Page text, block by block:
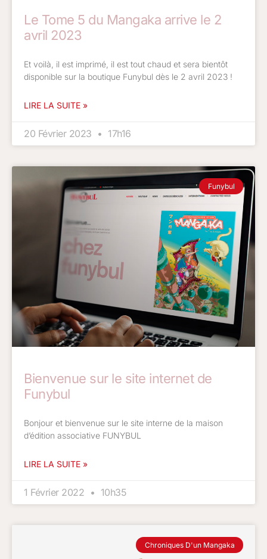
Le Tome 5 du Mangaka arrive le 2
avril 2023
Et voilà, il est imprimé, il est tout chaud et sera bientôt
disponible sur la boutique Funybul dès le 2 avril 2023 !
LIRE LA SUITE »
20 Février 2023 17h16
Funybul
Bienvenue sur le site internet de
Funybul
Bonjour et bienvenue sur le site interne de la maison
d’édition associative FUNYBUL
LIRE LA SUITE »
1 Février 2022 10h35
Chroniques D'un Mangaka